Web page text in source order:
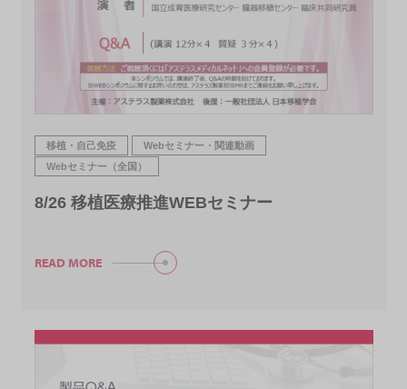
移植・自己免疫
Webセミナー・関連動画
Webセミナー（全国）
8/26 移植医療推進WEBセミナー
READ MORE